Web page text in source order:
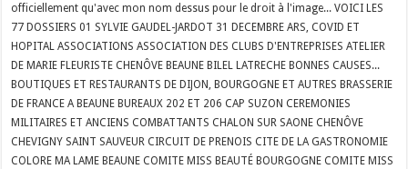
officiellement qu'avec mon nom dessus pour le droit à l'image... VOICI LES
77 DOSSIERS 01 SYLVIE GAUDEL-JARDOT 31 DECEMBRE ARS, COVID ET
HOPITAL ASSOCIATIONS ASSOCIATION DES CLUBS D'ENTREPRISES ATELIER
DE MARIE FLEURISTE CHENÔVE BEAUNE BILEL LATRECHE BONNES CAUSES...
BOUTIQUES ET RESTAURANTS DE DIJON, BOURGOGNE ET AUTRES BRASSERIE
DE FRANCE A BEAUNE BUREAUX 202 ET 206 CAP SUZON CEREMONIES
MILITAIRES ET ANCIENS COMBATTANTS CHALON SUR SAONE CHENÔVE
CHEVIGNY SAINT SAUVEUR CIRCUIT DE PRENOIS CITE DE LA GASTRONOMIE
COLORE MA LAME BEAUNE COMITE MISS BEAUTÉ BOURGOGNE COMITE MISS